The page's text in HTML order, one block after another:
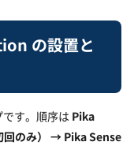
の設置と
す。順序は Pika
のみ） → Pika Sense